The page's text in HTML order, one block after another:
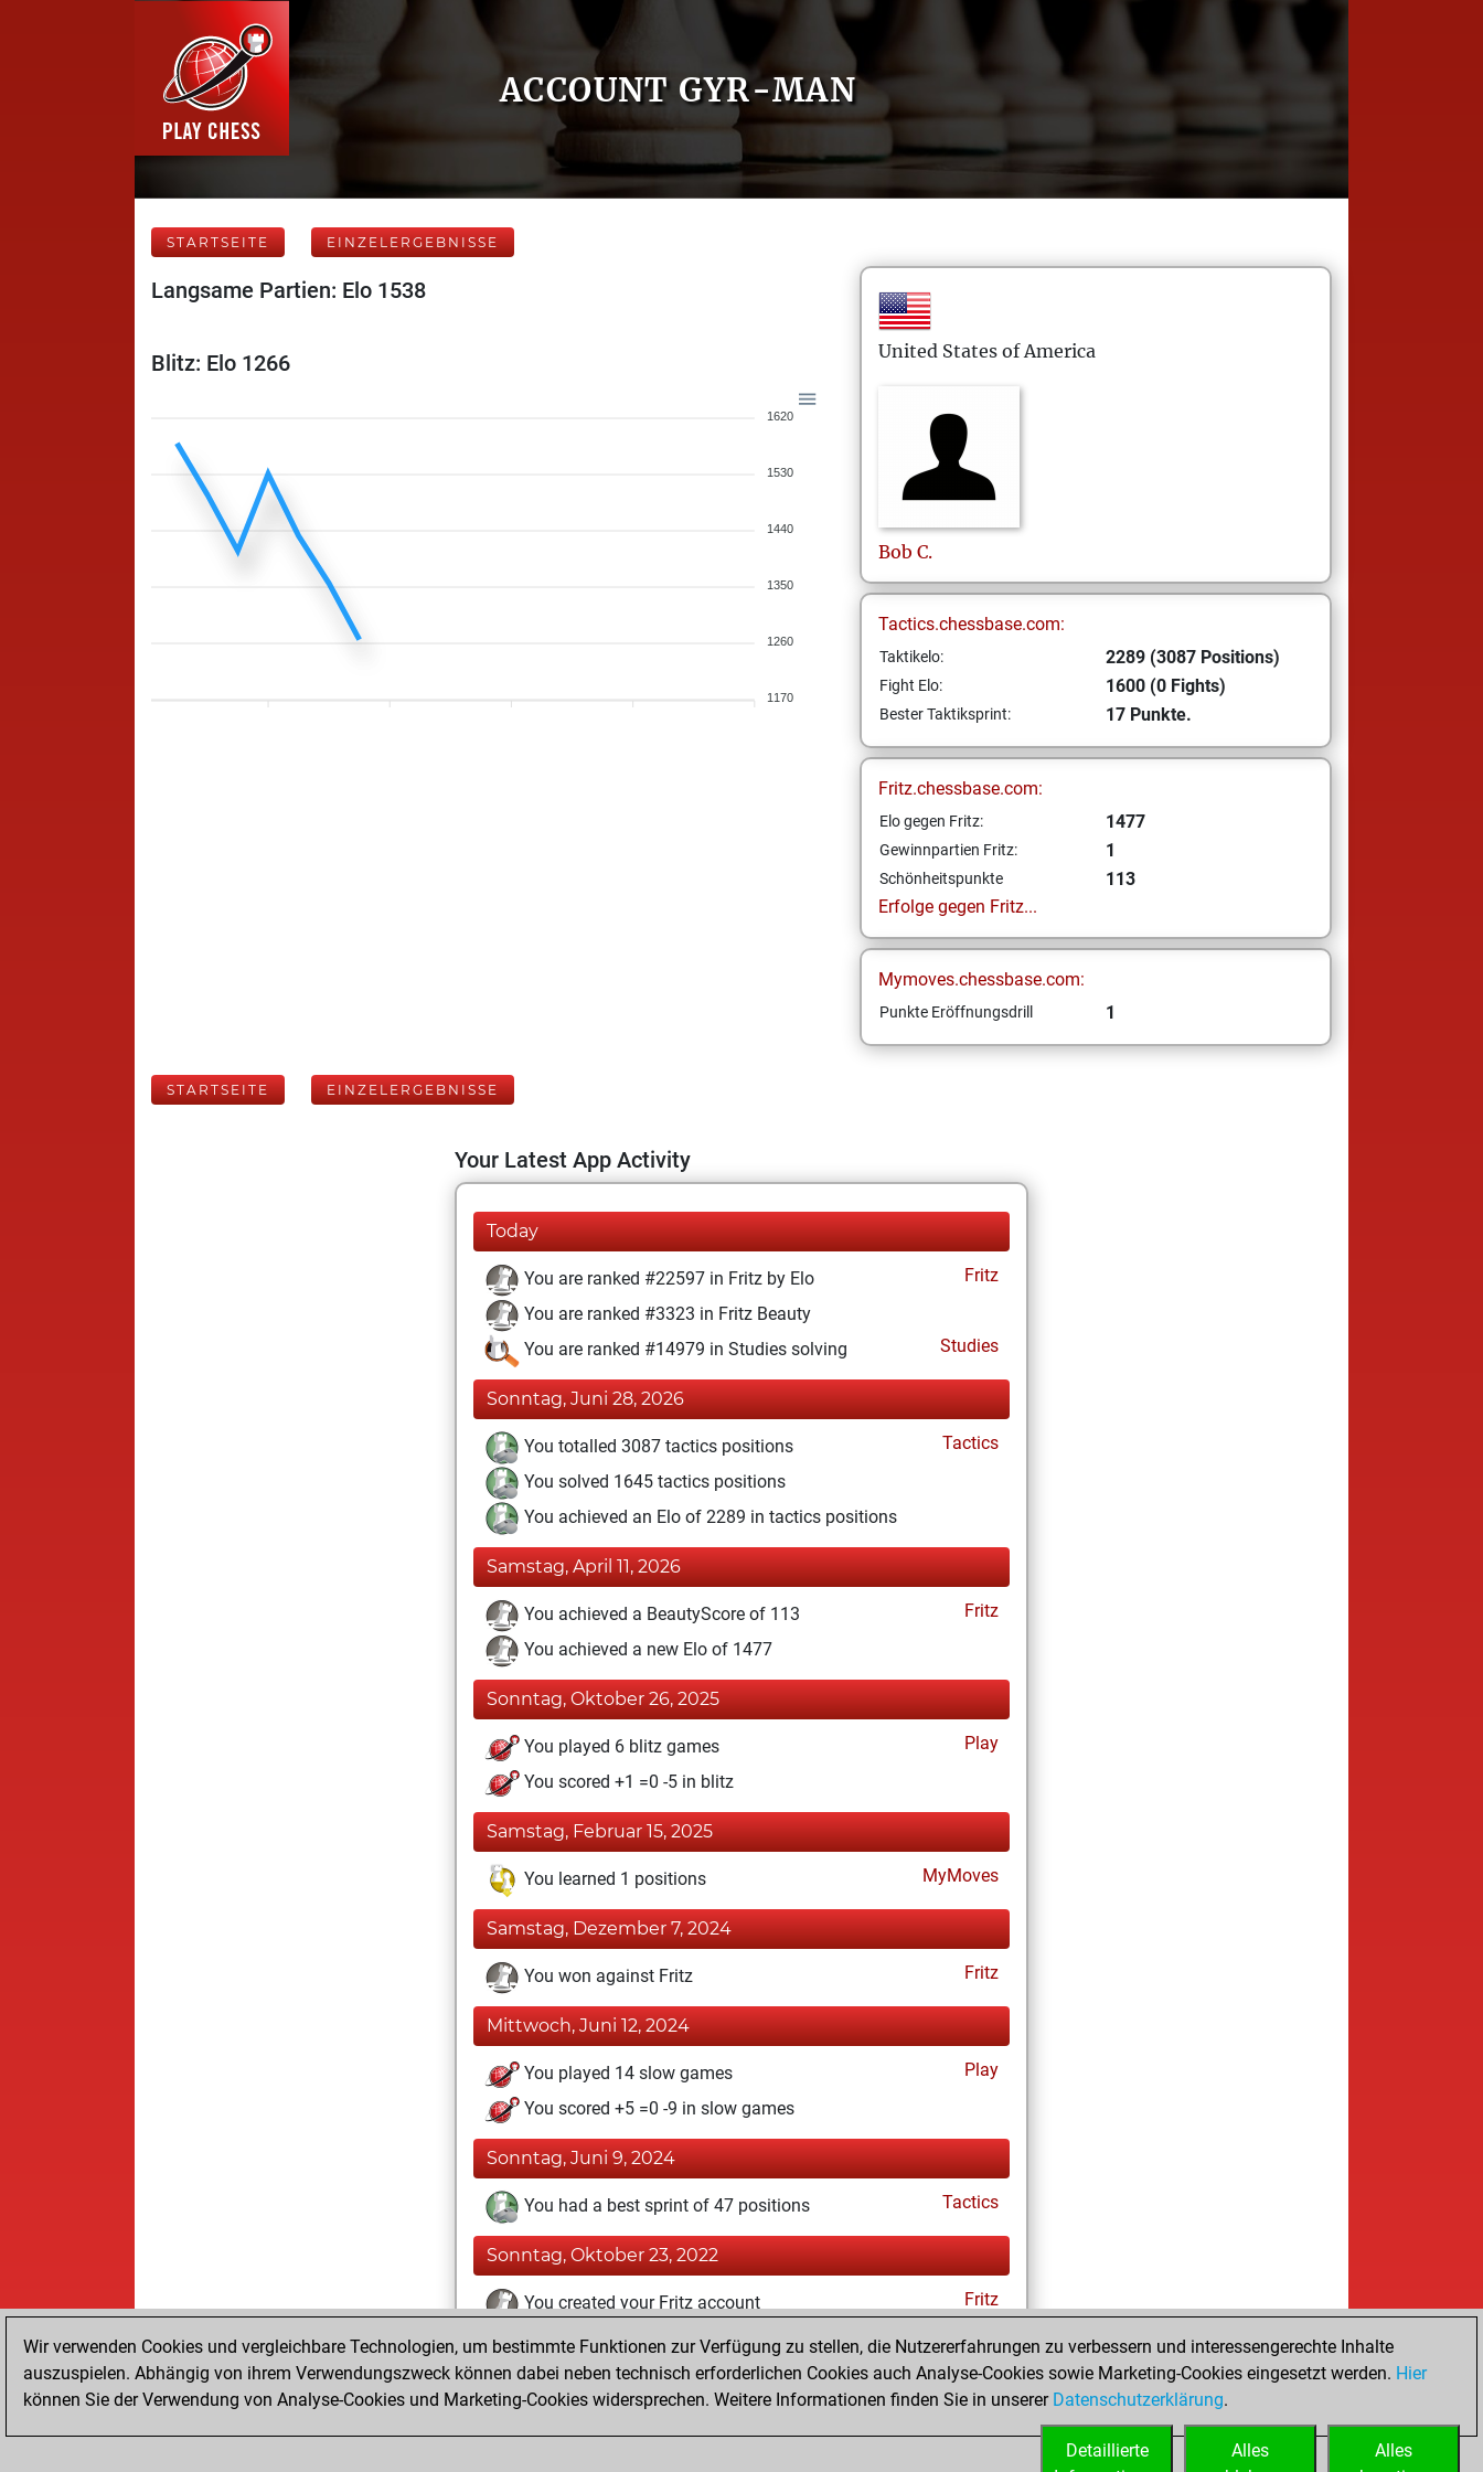
ACCOUNT GYR-MAN
STARTSEITE EINZELERGEBNISSE
Langsame Partien: Elo 1538
Blitz: Elo 1266
1620
1530
1440
1350
1260
1170
United States of America
Bob C.
Tactics.chessbase.com:
Taktikelo: 2289 (3087 Positions)
Fight Elo: 1600 (0 Fights)
Bester Taktiksprint: 17 Punkte.
Fritz.chessbase.com:
Elo gegen Fritz: 1477
Gewinnpartien Fritz: 1
Schönheitspunkte
113
Erfolge gegen Fritz...
Mymoves.chessbase.com:
Punkte Eröffnungsdrill 1
STARTSEITE EINZELERGEBNISSE
Your Latest App Activity
Today
You are ranked #22597 in Fritz by Elo
Fritz
You are ranked #3323 in Fritz Beauty
You are ranked #14979 in Studies solving
Studies
Sonntag, Juni 28, 2026
You totalled 3087 tactics positions
Tactics
You solved 1645 tactics positions
You achieved an Elo of 2289 in tactics positions
Samstag, April 11, 2026
You achieved a BeautyScore of 113
Fritz
You achieved a new Elo of 1477
Sonntag, Oktober 26, 2025
You played 6 blitz games
Play
You scored +1 =0 -5 in blitz
Samstag, Februar 15, 2025
You learned 1 positions MyMoves
Samstag, Dezember 7, 2024
You won against Fritz Fritz
Mittwoch, Juni 12, 2024
You played 14 slow games
Play
You scored +5 =0 -9 in slow games
Sonntag, Juni 9, 2024
You had a best sprint of 47 positions Tactics
Sonntag, Oktober 23, 2022
You created your Fritz account Fritz
Samstag, September 10, 2022
You created your Studies account Studies
Wir verwenden Cookies und vergleichbare Technologien, um bestimmte Funktionen zur Verfügung zu stellen, die Nutzererfahrungen zu verbessern und interessengerechte Inhalte
auszuspielen. Abhängig von ihrem Verwendungszweck können dabei neben technisch erforderlichen Cookies auch Analyse-Cookies sowie Marketing-Cookies eingesetzt werden. Hier
können Sie der Verwendung von Analyse-Cookies und Marketing-Cookies widersprechen. Weitere Informationen finden Sie in unserer Datenschutzerklärung.
Alles
Alles
Detaillierte